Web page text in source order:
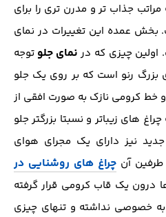
جذاب تر و مدرن تری را برای
بخش عمده این تغییرات در نمای
چیزی که درنمای جلو توجه
بزرگ رنو است که بر روی یک جلو
خط کرومی نازک به صورت افقی از
های زیباتر و نسبتا بزرگتر جلو
نیز دارای یک مجرای هوای
آن چراغ های روشنایی در
درون یک قاب کرومی قرار گرفته
به خصوصی نداشته و تنهای چیزی